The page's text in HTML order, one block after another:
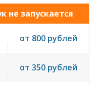
не запускается
от 800 рублей
от 350 рублей